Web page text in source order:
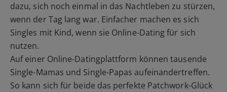
dazu, sich noch einmal in das Nachtleben zu stürzen,
wenn der Tag lang war. Einfacher machen es sich
Singles mit Kind, wenn sie Online-Dating für sich
nutzen.
Auf einer Online-Datingplattform können tausende
Single-Mamas und Single-Papas aufeinandertreffen.
So kann sich für beide das perfekte Patchwork-Glück